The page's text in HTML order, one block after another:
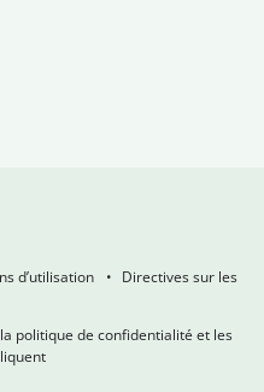
d’utilisation
Directives sur les
politique de confidentialité et les